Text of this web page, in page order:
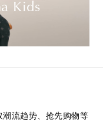
Kids
潮流趋势、抢先购物等